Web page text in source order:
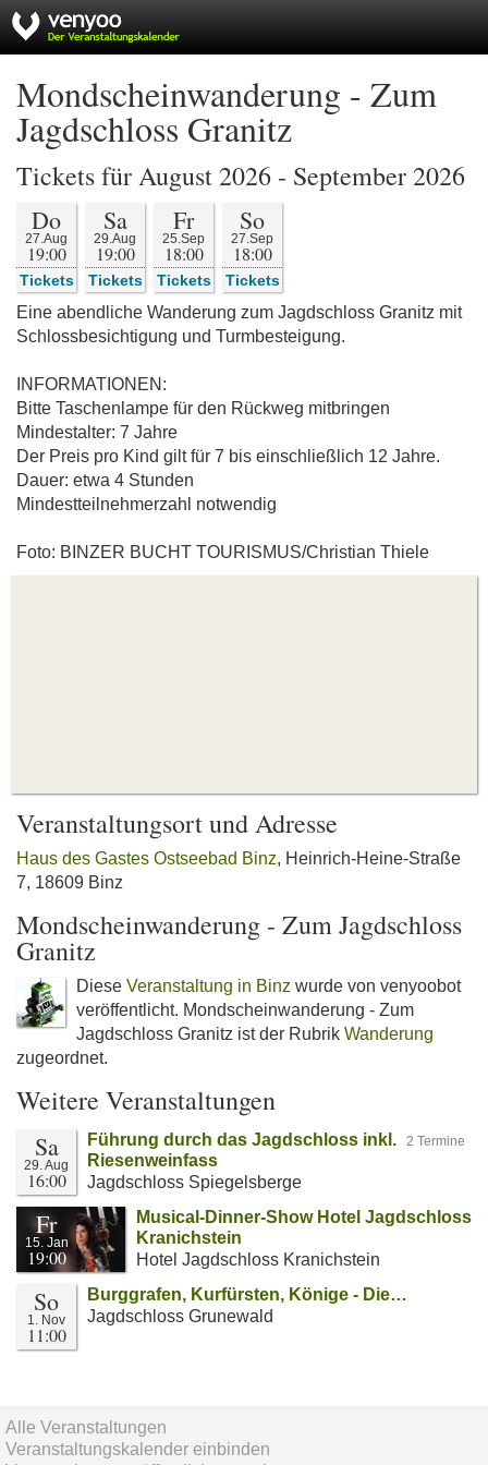
Mondscheinwanderung - Zum
Jagdschloss Granitz
Tickets für August 2026 - September 2026
Do
27.Aug
19:00
Tickets
Sa
29.Aug
19:00
Tickets
Fr
25.Sep
18:00
Tickets
So
27.Sep
18:00
Tickets
Eine abendliche Wanderung zum Jagdschloss Granitz mit
Schlossbesichtigung und Turmbesteigung.
INFORMATIONEN:
Bitte Taschenlampe für den Rückweg mitbringen
Mindestalter: 7 Jahre
Der Preis pro Kind gilt für 7 bis einschließlich 12 Jahre.
Dauer: etwa 4 Stunden
Mindestteilnehmerzahl notwendig
Foto: BINZER BUCHT TOURISMUS/Christian Thiele
Veranstaltungsort und Adresse
Haus des Gastes Ostseebad Binz, Heinrich-Heine-Straße
7, 18609 Binz
Mondscheinwanderung - Zum Jagdschloss
Granitz
Diese Veranstaltung in Binz wurde von venyoobot
veröffentlicht. Mondscheinwanderung - Zum
Jagdschloss Granitz ist der Rubrik Wanderung
zugeordnet.
Weitere Veranstaltungen
Sa
29. Aug
16:00
2 Termine
Führung durch das Jagdschloss inkl.
Riesenweinfass
Jagdschloss Spiegelsberge
Fr
15. Jan
19:00
Musical-Dinner-Show Hotel Jagdschloss
Kranichstein
Hotel Jagdschloss Kranichstein
So
1. Nov
11:00
Burggrafen, Kurfürsten, Könige - Die…
Jagdschloss Grunewald
Alle Veranstaltungen
Veranstaltungskalender einbinden